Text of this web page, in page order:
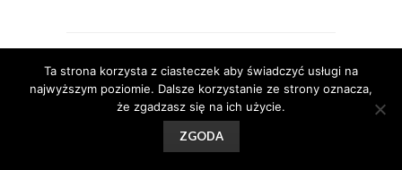
2 komentarze
Aleksandra
Stromecka -
Ta strona korzysta z ciasteczek aby świadczyć usługi na
najwyższym poziomie. Dalsze korzystanie ze strony oznacza,
że zgadzasz się na ich użycie.
ZGODA